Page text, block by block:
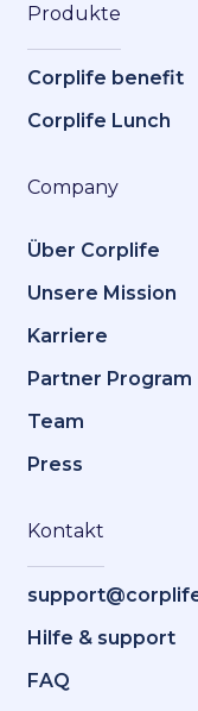
Produkte
Corplife benefit
Corplife Lunch
Company
Über Corplife
Unsere Mission
Karriere
Partner Program
Team
Press
Kontakt
Hilfe & support
FAQ